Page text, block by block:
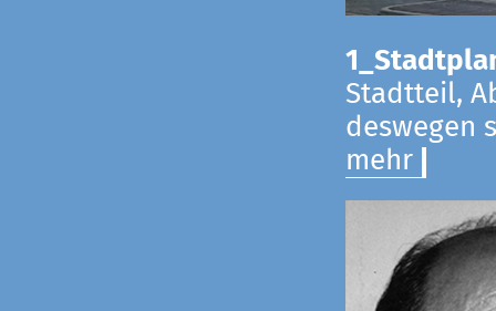
Stadtteil,
deswegen
mehr